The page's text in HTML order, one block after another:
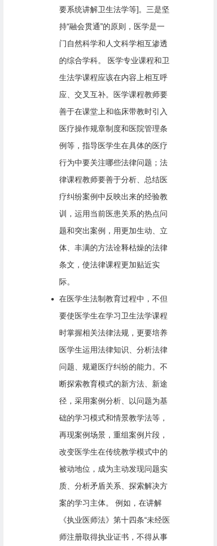
要系统讲解卫生法学等]。三是坚
持“融会贯通”的原则，医学是一
门自然科学和人文科学相互渗透
的综合学科。 医学专业课程和卫
生法学课程应该在内容上相互呼
应、交叉互补。医学课程教师要
善于在课堂上和临床带教时引入
医疗操作规章制度和医院管理条
例等，指导医学生在具体的医疗
行为中要关注哪些法律问题；法
律课程教师要善于分析、总结医
疗纠纷案例中反映出来的经验教
训，运用当前医患关系的热点问
题和突出案例，用更加生动、立
体、丰满的方法诠释枯燥的法律
条文，使法律课程更加贴近实
际。
在医学生法制教育过程中，不但
要使医学生在学习卫生法学课程
时掌握相关法律法规，更要培养
医学生运用法律知识、分析法律
问题、规避医疗纠纷的能力。不
断探索教育模式的新方法、新途
径，采用案例分析、以问题为基
础的学习模式和情景教学法等，
再现案例场景，重组案例片段，
改变医学生在传统教学模式中的
被动地位，成为主动发现问题实
质、分析矛盾关系、探索解决方
案的学习主体。 例如，在讲解
《执业医师法》第十四条“未经医
师注册取得执业证书，不得从事